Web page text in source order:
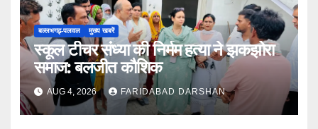
बल्लभगढ़़-पलवल मुख्य खबरें
स्कूल टीचर संध्या की निर्मम हत्या ने झकझोरा
समाज: बलजीत कौशिक
AUG 4, 2026 FARIDABAD DARSHAN